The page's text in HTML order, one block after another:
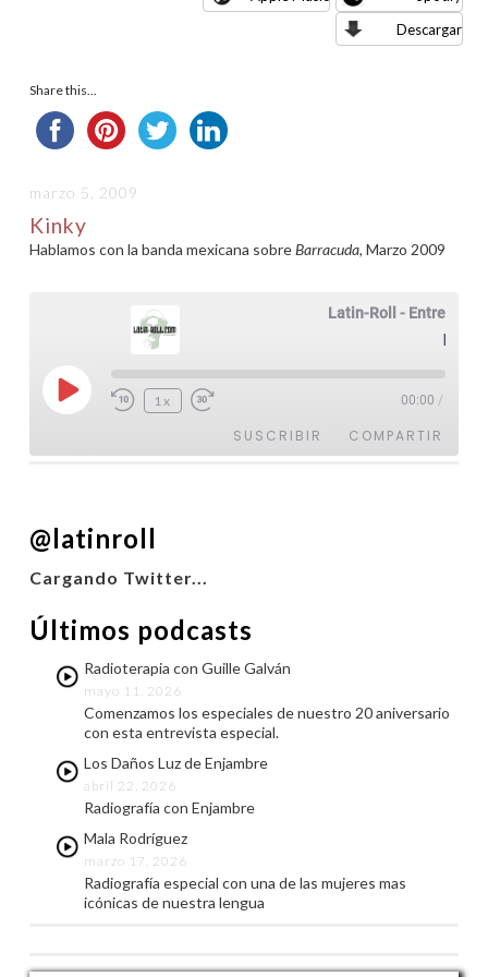
Descargar
Share this...
marzo 5, 2009
Kinky
Hablamos con la banda mexicana sobreBarracuda, Marzo 2009
Latin-Roll - Entrevistas
Kinky
Reproducir
episodio
1x 00:00 /
SUSCRIBIR COMPARTIR
ENLACE
INCRUSTAR
@latinroll
Cargando Twitter...
Últimos podcasts
Radioterapia con Guille Galván
mayo 11, 2026
Comenzamos los especiales de nuestro 20 aniversario
con esta entrevista especial.
Los Daños Luz de Enjambre
abril 22, 2026
Radiografía con Enjambre
Mala Rodríguez
marzo 17, 2026
Radiografía especial con una de las mujeres mas
icónicas de nuestra lengua